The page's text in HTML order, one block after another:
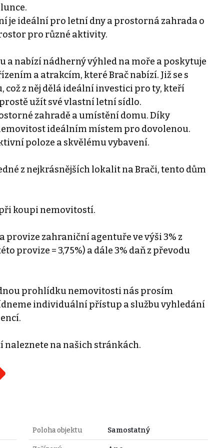
je ideální pro letní dny a prostorná zahrada o
pro různé aktivity.
a nabízí nádherný výhled na moře a poskytuje
a atrakcím, které Brač nabízí. Již se s
z něj dělá ideální investici pro ty, kteří
užít své vlastní letní sídlo.
zahradě a umístění domu. Díky
ideálním místem pro dovolenou.
poloze a skvělému vybavení.
z nejkrásnějších lokalit na Brači, tento dům
koupi nemovitostí.
zahraniční agentuře ve výši 3% z
provize = 3,75%) a dále 3% daň z převodu
prohlídku nemovitosti nás prosím
individuální přístup a službu vyhledání
na našich stránkách.
Poloha objektu Samostatný